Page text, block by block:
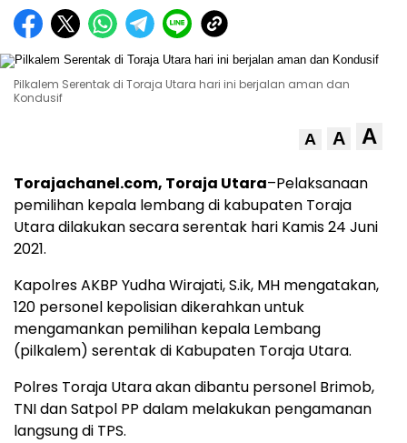
Pilkalem Serentak di Toraja Utara hari ini berjalan aman dan
Kondusif
A A A
Torajachanel.com, Toraja Utara–Pelaksanaan
pemilihan kepala lembang di kabupaten Toraja
Utara dilakukan secara serentak hari Kamis 24 Juni
2021.
Kapolres AKBP Yudha Wirajati, S.ik, MH mengatakan,
120 personel kepolisian dikerahkan untuk
mengamankan pemilihan kepala Lembang
(pilkalem) serentak di Kabupaten Toraja Utara.
Polres Toraja Utara akan dibantu personel Brimob,
TNI dan Satpol PP dalam melakukan pengamanan
langsung di TPS.